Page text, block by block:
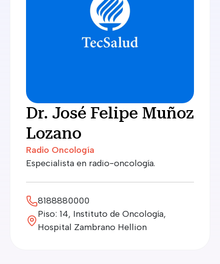
Especialista en radio-oncología.
8188880000
Piso: 14, Instituto de Oncología,
Hospital Zambrano Hellion
Dr. José Felipe Muñoz
Lozano
Radio Oncología